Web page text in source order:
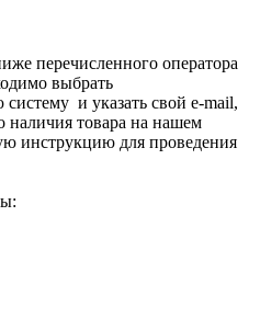
перечисленного оператора
выбрать
и указать свой e-mail,
наличия товара на нашем
инструкцию для проведения